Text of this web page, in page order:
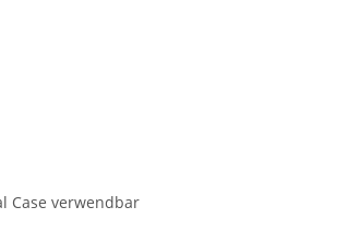
Case verwendbar